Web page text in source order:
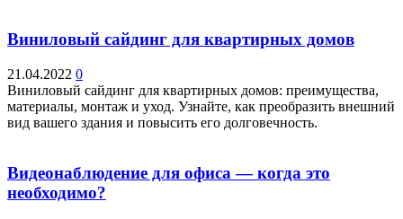
Виниловый сайдинг для квартирных домов
21.04.2022 0
Виниловый сайдинг для квартирных домов: преимущества,
материалы, монтаж и уход. Узнайте, как преобразить внешний
вид вашего здания и повысить его долговечность.
Видеонаблюдение для офиса — когда это
необходимо?